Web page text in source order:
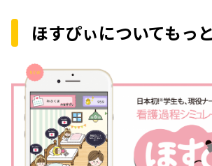
ほすぴぃについてもっ